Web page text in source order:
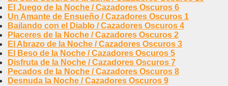
El Juego de la Noche / Cazadores Oscuros 6
Un Amante de Ensueño / Cazadores Oscuros 1
Bailando con el Diablo / Cazadores Oscuros 4
Placeres de la Noche / Cazadores Oscuros 2
El Abrazo de la Noche / Cazadores Oscuros 3
El Beso de la Noche / Cazadores Oscuros 5
Disfruta de la Noche / Cazadores Oscuros 7
Pecados de la Noche / Cazadores Oscuros 8
Desnuda la Noche / Cazadores Oscuros 9